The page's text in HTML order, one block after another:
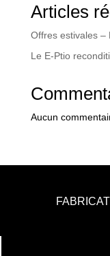
Articles
Offres estivales –
Le E-Ptio
Aucun